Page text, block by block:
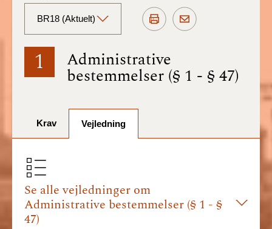
1 Administrative
bestemmelser (§ 1 - § 47)
BR18 (Aktuelt)
BR18 (Aktuelt)
BR18 (1/7-31/12
BR18 (1/1-30/6
BR18 (1/7- 31/12
2024)
BR18 (1/1- 30/06
2024)
Krav Vejledning
Se alle vejledninger om
Administrative bestemmelser (§ 1 - §
47)